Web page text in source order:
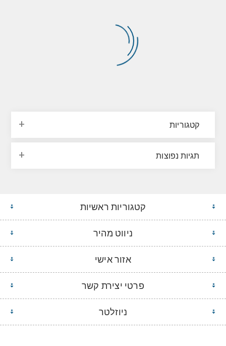
קטגוריות
תגיות נפוצות
קטגוריות ראשיות
ניווט מהיר
אזור אישי
פרטי יצירת קשר
ניוזלטר